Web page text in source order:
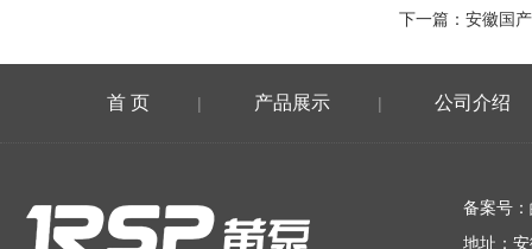
下一篇： 安徽国
首 页 | 产品展示 | 公司介绍
备案号：
地址：